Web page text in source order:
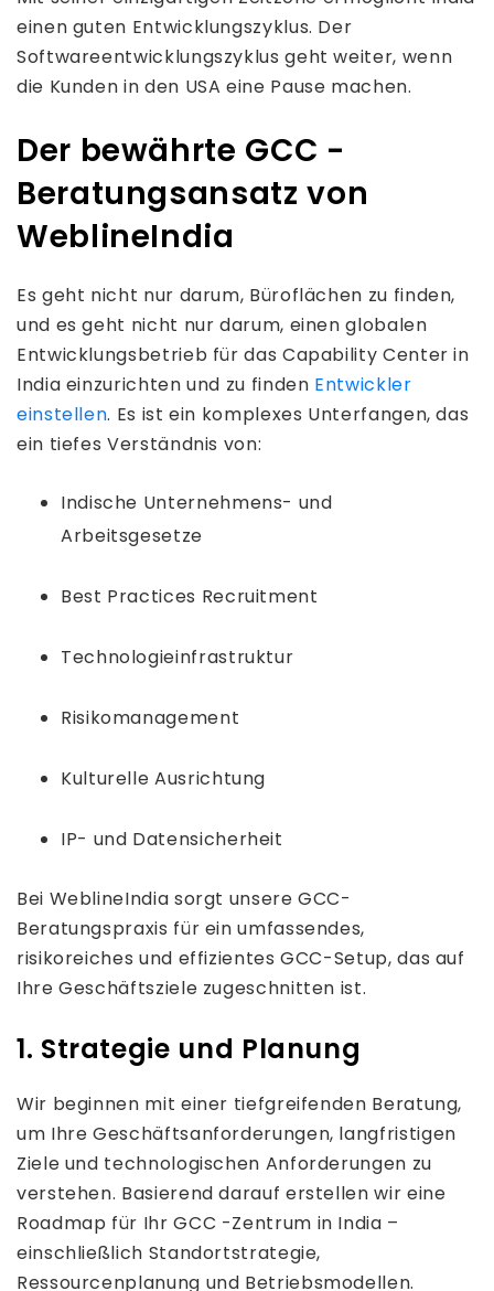
einen guten Entwicklungszyklus. Der
Softwareentwicklungszyklus geht weiter, wenn
die Kunden in den USA eine Pause machen.
Der bewährte GCC -
Beratungsansatz von
WeblineIndia
Es geht nicht nur darum, Büroflächen zu finden,
und es geht nicht nur darum, einen globalen
Entwicklungsbetrieb für das Capability Center in
India einzurichten und zu finden Entwickler
einstellen. Es ist ein komplexes Unterfangen, das
ein tiefes Verständnis von:
Indische Unternehmens- und
Arbeitsgesetze
Best Practices Recruitment
Technologieinfrastruktur
Risikomanagement
Kulturelle Ausrichtung
IP- und Datensicherheit
Bei WeblineIndia sorgt unsere GCC-
Beratungspraxis für ein umfassendes,
risikoreiches und effizientes GCC-Setup, das auf
Ihre Geschäftsziele zugeschnitten ist.
1. Strategie und Planung
Wir beginnen mit einer tiefgreifenden Beratung,
um Ihre Geschäftsanforderungen, langfristigen
Ziele und technologischen Anforderungen zu
verstehen. Basierend darauf erstellen wir eine
Roadmap für Ihr GCC -Zentrum in India –
einschließlich Standortstrategie,
Ressourcenplanung und Betriebsmodellen.